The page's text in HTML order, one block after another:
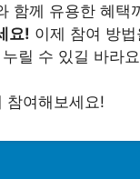
함께 유용한 혜택
요! 이제 참여 방
릴 수 있길 바라
참여해보세요!